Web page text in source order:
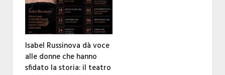
Isabel Russinova dà voce
alle donne che hanno
sfidato la storia: il teatro